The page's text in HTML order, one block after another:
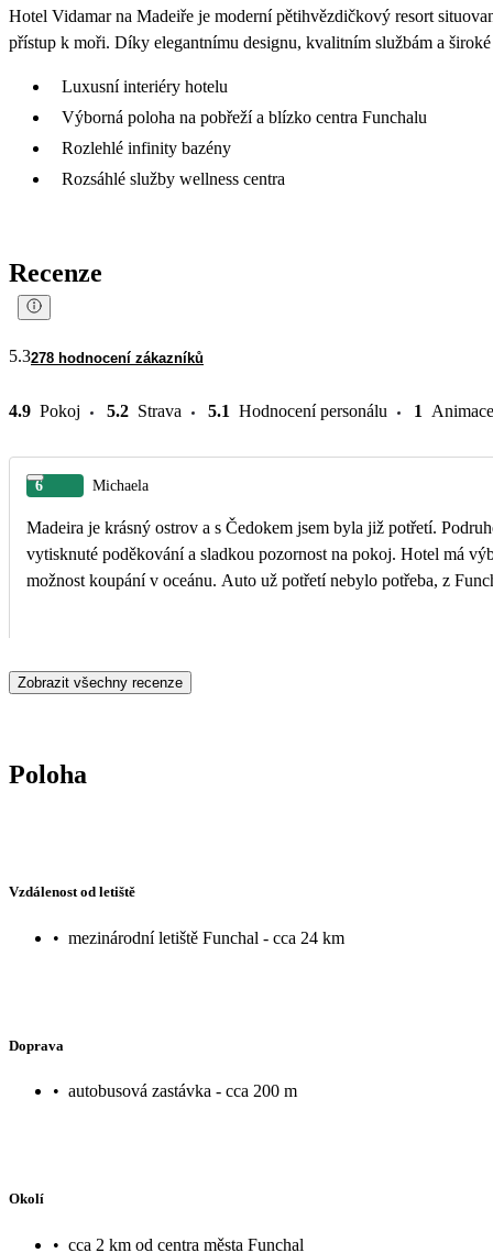
Hotel Vidamar na Madeiře je moderní pětihvězdičkový resort
přístup k moři. Díky elegantnímu designu, kvalitním službám a
Luxusní interiéry hotelu
Výborná poloha na pobřeží a blízko centra Funchalu
Rozlehlé infinity bazény
Rozsáhlé služby wellness centra
Recenze
5.3278 hodnocení zákazníků
4.9 Pokoj 5.2 Strava 5.1 Hodnocení personálu 1 Animace
6 Michaela
Madeira je krásný ostrov a s Čedokem jsem byla již potřetí.
vytisknuté poděkování a sladkou pozornost na pokoj. Hotel má
možnost koupání v oceánu. Auto už potřetí nebylo potřeba, z
Zobrazit všechny recenze
Poloha
Vzdálenost od letiště
• mezinárodní letiště Funchal - cca 24 km
Doprava
• autobusová zastávka - cca 200 m
Okolí
• cca 2 km od centra města Funchal